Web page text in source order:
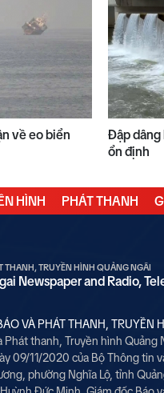
về eo biển
Đập dâng
ổn định
HÌNH PHÁT THANH
THANH, TRUYỀN HÌNH QUẢNG NGÃI
Newspaper and Radio,
VÀ PHÁT THANH, TRUYỀN
thanh, Truyền hình Quảng
09/11/2020 của Bộ Thông tin
phường Nghĩa Lộ, tỉnh